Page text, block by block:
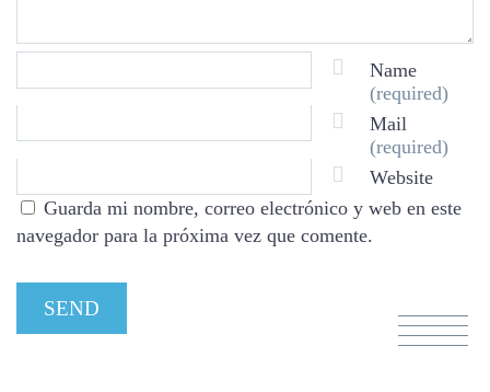
Name
(required)
Mail
(required)
Website
Guarda mi nombre, correo electrónico y web en este
navegador para la próxima vez que comente.